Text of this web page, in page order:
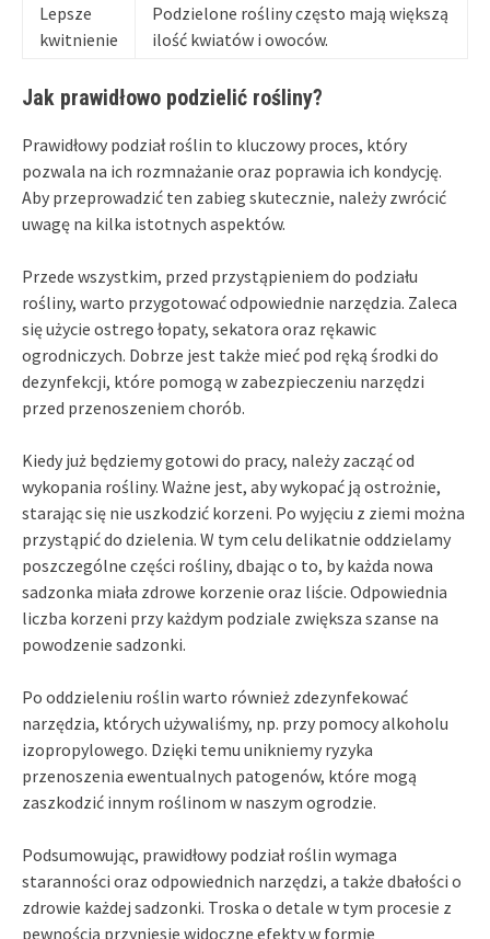
Lepsze
kwitnienie
Podzielone rośliny często mają większą
ilość kwiatów i owoców.
Jak prawidłowo podzielić rośliny?
Prawidłowy podział roślin to kluczowy proces, który
pozwala na ich rozmnażanie oraz poprawia ich kondycję.
Aby przeprowadzić ten zabieg skutecznie, należy zwrócić
uwagę na kilka istotnych aspektów.
Przede wszystkim, przed przystąpieniem do podziału
rośliny, warto przygotować odpowiednie narzędzia. Zaleca
się użycie ostrego łopaty, sekatora oraz rękawic
ogrodniczych. Dobrze jest także mieć pod ręką środki do
dezynfekcji, które pomogą w zabezpieczeniu narzędzi
przed przenoszeniem chorób.
Kiedy już będziemy gotowi do pracy, należy zacząć od
wykopania rośliny. Ważne jest, aby wykopać ją ostrożnie,
starając się nie uszkodzić korzeni. Po wyjęciu z ziemi można
przystąpić do dzielenia. W tym celu delikatnie oddzielamy
poszczególne części rośliny, dbając o to, by każda nowa
sadzonka miała zdrowe korzenie oraz liście. Odpowiednia
liczba korzeni przy każdym podziale zwiększa szanse na
powodzenie sadzonki.
Po oddzieleniu roślin warto również zdezynfekować
narzędzia, których używaliśmy, np. przy pomocy alkoholu
izopropylowego. Dzięki temu unikniemy ryzyka
przenoszenia ewentualnych patogenów, które mogą
zaszkodzić innym roślinom w naszym ogrodzie.
Podsumowując, prawidłowy podział roślin wymaga
staranności oraz odpowiednich narzędzi, a także dbałości o
zdrowie każdej sadzonki. Troska o detale w tym procesie z
pewnością przyniesie widoczne efekty w formie